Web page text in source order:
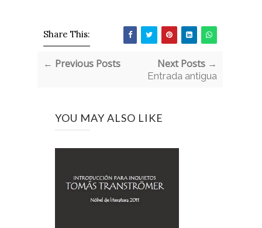
Share This:
← Previous Posts Next Posts →
Entrada antigua
YOU MAY ALSO LIKE